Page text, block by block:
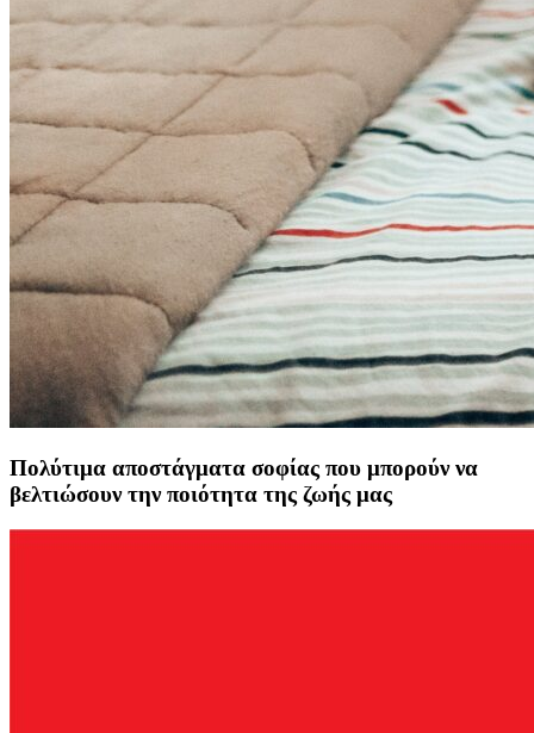
Πολύτιμα αποστάγματα σοφίας που μπορούν να
βελτιώσουν την ποιότητα της ζωής μας